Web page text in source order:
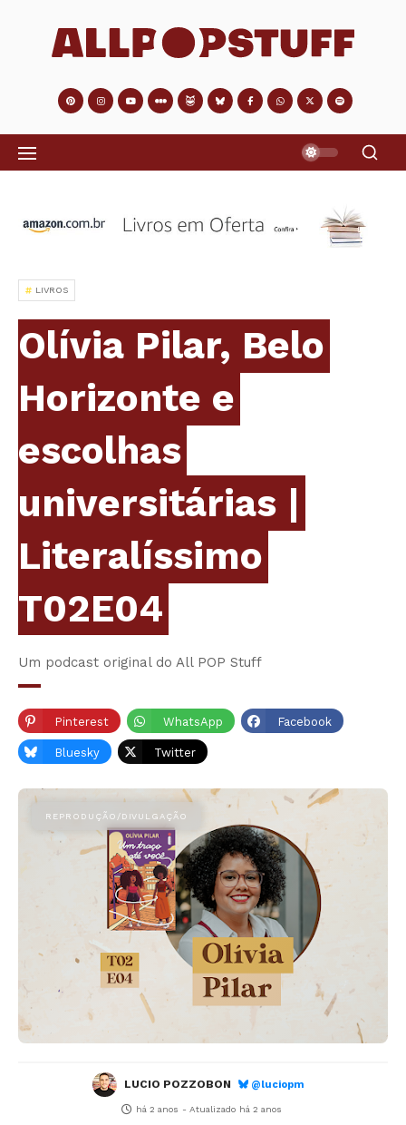
LIVROS
Olívia Pilar, Belo
Horizonte e
escolhas
universitárias |
Literalíssimo
T02E04
Um podcast original do All POP Stuff
Pinterest WhatsApp Facebook
Bluesky Twitter
LUCIO POZZOBON @luciopm
há 2 anos - Atualizado há 2 anos